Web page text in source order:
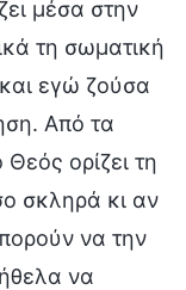
μέσα στην
τη σωματική
εγώ ζούσα
Από τα
ορίζει τη
σκληρά κι αν
να την
να